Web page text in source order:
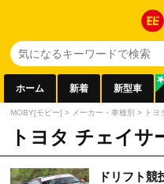
ホーム 新着 新型車
MOBY[モビー] > メーカー・車種別 > トヨ
トヨタ チェイサ
ドリフト競